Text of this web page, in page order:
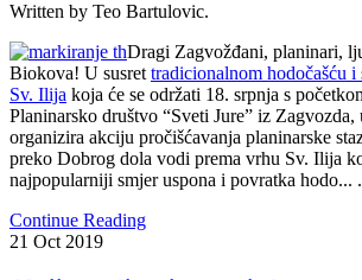
Written by Teo Bartulovic.
Dragi Zagvožđani, planinari,
Biokova! U susret tradicionalnom hodočašću
Sv. Ilija koja će se održati 18. srpnja s
Planinarsko društvo “Sveti Jure” iz Zagvozda,
organizira akciju pročišćavanja planinarske
preko Dobrog dola vodi prema vrhu Sv. Ilija
najpopularniji smjer uspona i povratka hodo...
Continue Reading
21 Oct 2019